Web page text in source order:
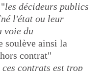
les décideurs publics
l'état ou leur
voie du
soulève ainsi la
contrat"
ces contrats est trop